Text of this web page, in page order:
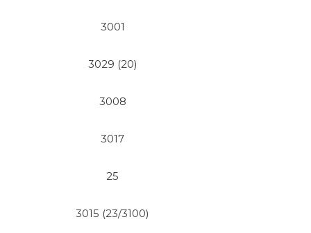
3001
3029 (20)
3008
3017
25
3015 (23/3100)